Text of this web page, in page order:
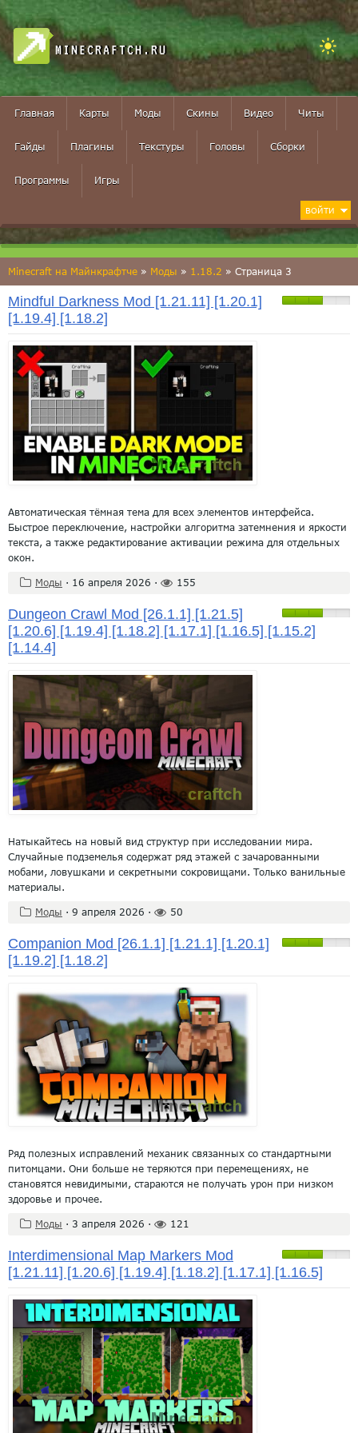
MINECRAFTCH.RU
Главная Карты Моды Скины Видео Читы
Гайды Плагины Текстуры Головы Сборки
Программы Игры
ВОЙТИ
Minecraft на Майнкрафтче » Моды » 1.18.2 » Страница 3
Mindful Darkness Mod [1.21.11] [1.20.1]
[1.19.4] [1.18.2]
Автоматическая тёмная тема для всех элементов интерфейса.
Быстрое переключение, настройки алгоритма затемнения и яркости
текста, а также редактирование активации режима для отдельных
окон.
Моды · 16 апреля 2026 · 155
Dungeon Crawl Mod [26.1.1] [1.21.5]
[1.20.6] [1.19.4] [1.18.2] [1.17.1] [1.16.5] [1.15.2]
[1.14.4]
Натыкайтесь на новый вид структур при исследовании мира.
Случайные подземелья содержат ряд этажей с зачарованными
мобами, ловушками и секретными сокровищами. Только ванильные
материалы.
Моды · 9 апреля 2026 · 50
Companion Mod [26.1.1] [1.21.1] [1.20.1]
[1.19.2] [1.18.2]
Ряд полезных исправлений механик связанных со стандартными
питомцами. Они больше не теряются при перемещениях, не
становятся невидимыми, стараются не получать урон при низком
здоровье и прочее.
Моды · 3 апреля 2026 · 121
Interdimensional Map Markers Mod
[1.21.11] [1.20.6] [1.19.4] [1.18.2] [1.17.1] [1.16.5]